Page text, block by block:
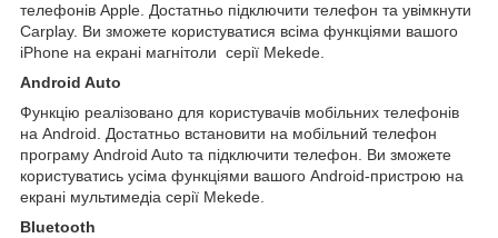
телефонів Apple. Достатньо підключити телефон та увімкнути
Carplay. Ви зможете користуватися всіма функціями вашого
iPhone на екрані магнітоли серії Mekede.
Android Auto
Функцію реалізовано для користувачів мобільних телефонів
на Android. Достатньо встановити на мобільний телефон
програму Android Auto та підключити телефон. Ви зможете
користуватись усіма функціями вашого Android-пристрою на
екрані мультимедіа серії Mekede.
Bluetooth